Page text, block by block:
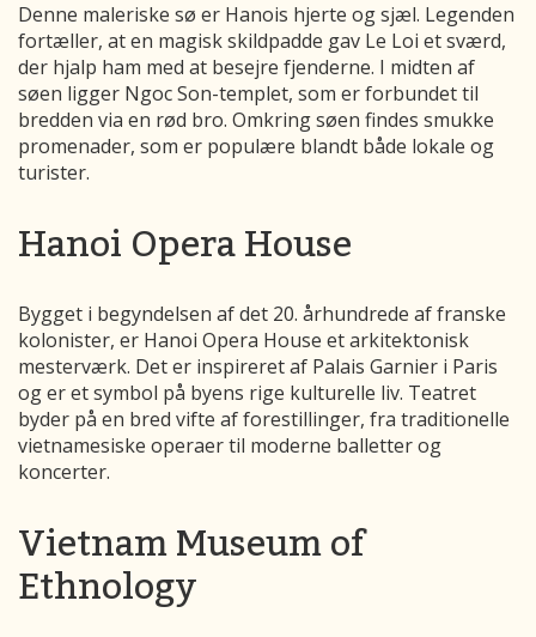
Denne maleriske sø er Hanois hjerte og sjæl. Legenden
fortæller, at en magisk skildpadde gav Le Loi et sværd,
der hjalp ham med at besejre fjenderne. I midten af
søen ligger Ngoc Son-templet, som er forbundet til
bredden via en rød bro. Omkring søen findes smukke
promenader, som er populære blandt både lokale og
turister.
Hanoi Opera House
Bygget i begyndelsen af det 20. århundrede af franske
kolonister, er Hanoi Opera House et arkitektonisk
mesterværk. Det er inspireret af Palais Garnier i Paris
og er et symbol på byens rige kulturelle liv. Teatret
byder på en bred vifte af forestillinger, fra traditionelle
vietnamesiske operaer til moderne balletter og
koncerter.
Vietnam Museum of
Ethnology